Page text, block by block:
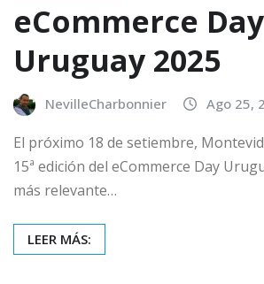
eCommerce Day
Uruguay 2025
NevilleCharbonnier Ago 25,
El próximo 18 de setiembre,
15ª edición del eCommerce Day
más relevante…
LEER MÁS: